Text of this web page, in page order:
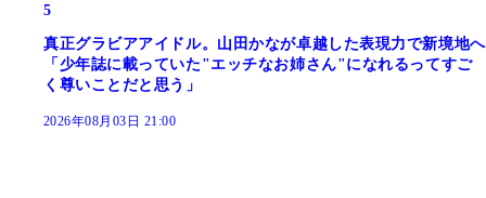
5
真正グラビアアイドル。山田かなが卓越した表現力で新境地へ
「少年誌に載っていた"エッチなお姉さん"になれるってすご
く尊いことだと思う」
2026年08月03日 21:00